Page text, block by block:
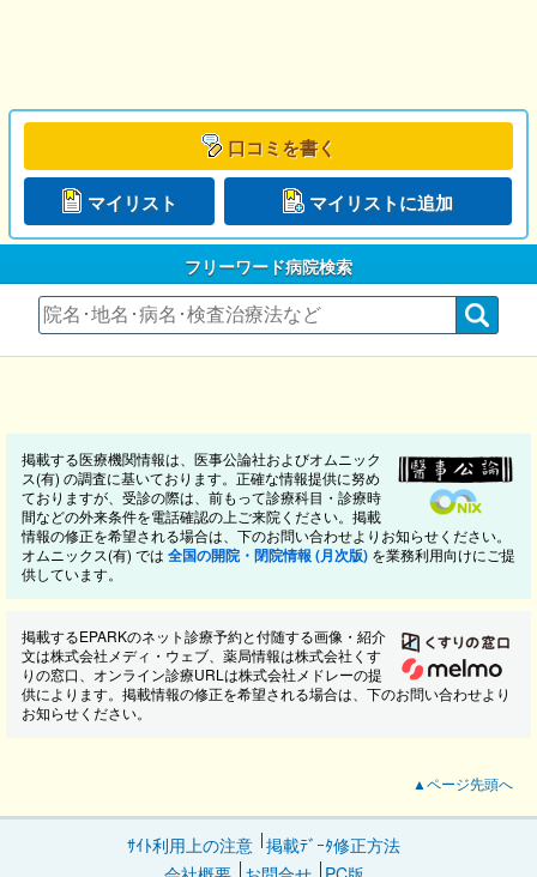
口コミを書く
マイリスト マイリストに追加
フリーワード病院検索
掲載する医療機関情報は、医事公論社およびオムニック
ス(有) の調査に基いております。正確な情報提供に努め
ておりますが、受診の際は、前もって診療科目・診療時
間などの外来条件を電話確認の上ご来院ください。掲載
情報の修正を希望される場合は、下のお問い合わせよりお知らせください。
オムニックス(有) では 全国の開院・閉院情報 (月次版) を業務利用向けにご提
供しています。
掲載するEPARKのネット診療予約と付随する画像・紹介
文は株式会社メディ・ウェブ、薬局情報は株式会社くす
りの窓口、オンライン診療URLは株式会社メドレーの提
供によります。掲載情報の修正を希望される場合は、下のお問い合わせより
お知らせください。
▲ページ先頭へ
ｻｲﾄ利用上の注意 掲載ﾃﾞｰﾀ修正方法